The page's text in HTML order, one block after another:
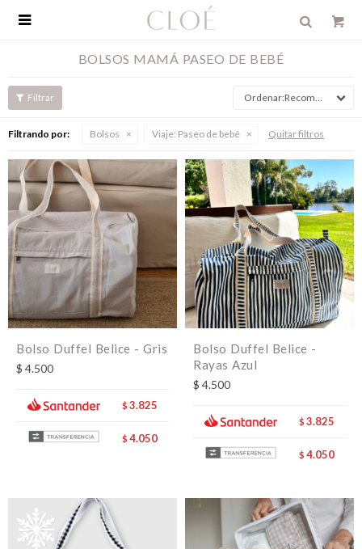

BOLSOS MAMÁ PASEO DE BEBÉ
Recomendados
Filtrando por: Bolsos Viaje: Paseo de bebé Quitar filtros
Bolso Duffel Belice - Gris
$ 4.500
$ 3.825
$ 4.050
Bolso Duffel Belice -
Rayas Azul
$ 4.500
$ 3.825
$ 4.050